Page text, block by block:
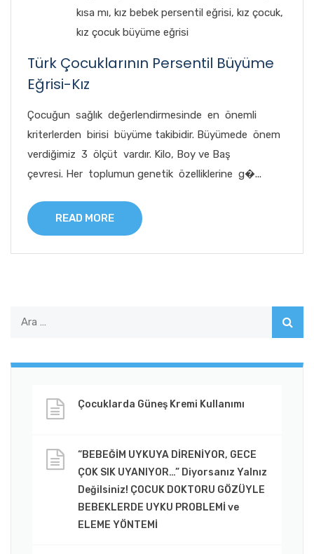
kısa mı, kız bebek persentil eğrisi, kız çocuk,
kız çocuk büyüme eğrisi
Türk Çocuklarının Persentil Büyüme
Eğrisi-Kız
Çocuğun sağlık değerlendirmesinde en önemli
kriterlerden birisi büyüme takibidir. Büyümede önem
verdiğimiz 3 ölçüt vardır. Kilo, Boy ve Baş
çevresi. Her toplumun genetik özelliklerine g�...
READ MORE
Çocuklarda Güneş Kremi Kullanımı
“BEBEĞİM UYKUYA DİRENİYOR, GECE
ÇOK SIK UYANIYOR…” Diyorsanız Yalnız
Değilsiniz! ÇOCUK DOKTORU GÖZÜYLE
BEBEKLERDE UYKU PROBLEMİ ve
ELEME YÖNTEMİ